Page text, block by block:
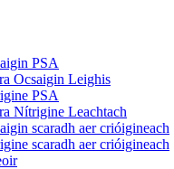
PSA
Ocsaigin Leighis
PSA
Nítrigine Leachtach
scaradh aer crióigineach
scaradh aer crióigineach